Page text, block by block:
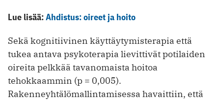
Lue lisää:Ahdistus: oireet ja hoito
Sekä kognitiivinen käyttäytymisterapia että
tukea antava psykoterapia lievittivät potilaiden
oireita pelkkää tavanomaista hoitoa
tehokkaammin (p = 0,005).
Rakenneyhtälömallintamisessa havaittiin, että